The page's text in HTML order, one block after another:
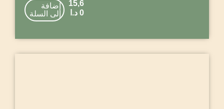
15,6
0 د.ا
إضافة
إلى السلة